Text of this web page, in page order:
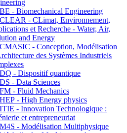
- Biomechanical Engineering
- CLimat, Environnement,
et Recherche - Water, Air,
and Energy
- Conception, Modélisation
des Systèmes Industriels
- Dispositif quantique
- Data Sciences
- Fluid Mechanics
- High Energy physics
- Innovation Technologique :
et entrepreneuriat
- Modélisation Multiphysique